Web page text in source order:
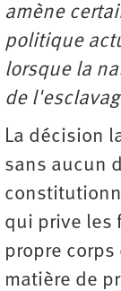
amène
politique
lorsque la
de
La décision
sans aucun
qui prive les
propre
matière de